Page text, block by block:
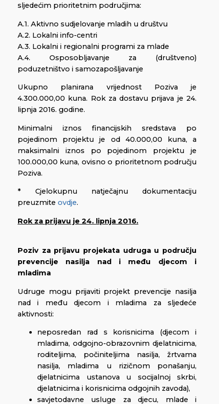
sljedećim prioritetnim područjima:
A.1. Aktivno sudjelovanje mladih u društvu
A.2. Lokalni info-centri
A.3. Lokalni i regionalni programi za mlade
A.4. Osposobljavanje za (društveno)
poduzetništvo i samozapošljavanje
Ukupno planirana vrijednost Poziva je
4.300.000,00 kuna. Rok za dostavu prijava je 24.
lipnja 2016. godine.
Minimalni iznos financijskih sredstava po
pojedinom projektu je od 40.000,00 kuna, a
maksimalni iznos po pojedinom projektu je
100.000,00 kuna, ovisno o prioritetnom području
Poziva.
* Cjelokupnu natječajnu dokumentaciju
preuzmite ovdje.
Rok za prijavu je 24. lipnja 2016.
Poziv za prijavu projekata udruga u području
prevencije nasilja nad i među djecom i
mladima
Udruge mogu prijaviti projekt prevencije nasilja
nad i među djecom i mladima za sljedeće
aktivnosti:
neposredan rad s korisnicima (djecom i
mladima, odgojno-obrazovnim djelatnicima,
roditeljima, počiniteljima nasilja, žrtvama
nasilja, mladima u rizičnom ponašanju,
djelatnicima ustanova u socijalnoj skrbi,
djelatnicima i korisnicima odgojnih zavoda),
savjetodavne usluge za djecu, mlade i